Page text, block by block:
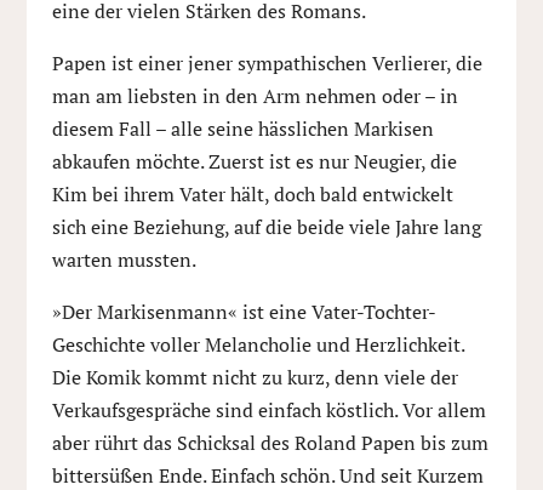
eine der vielen Stärken des Romans.
Papen ist einer jener sympathischen Verlierer, die
man am liebsten in den Arm nehmen oder – in
diesem Fall – alle seine hässlichen Markisen
abkaufen möchte. Zuerst ist es nur Neugier, die
Kim bei ihrem Vater hält, doch bald entwickelt
sich eine Beziehung, auf die beide viele Jahre lang
warten mussten.
»Der Markisenmann« ist eine Vater-Tochter-
Geschichte voller Melancholie und Herzlichkeit.
Die Komik kommt nicht zu kurz, denn viele der
Verkaufsgespräche sind einfach köstlich. Vor allem
aber rührt das Schicksal des Roland Papen bis zum
bittersüßen Ende. Einfach schön. Und seit Kurzem